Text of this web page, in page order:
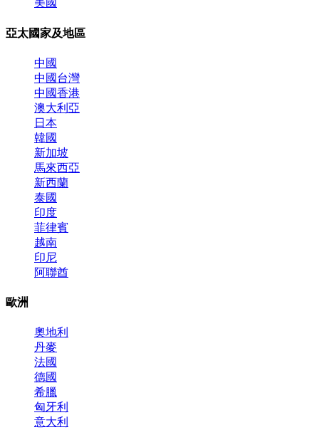
美國
亞太國家及地區
中國
中國台灣
中國香港
澳大利亞
日本
韓國
新加坡
馬來西亞
新西蘭
泰國
印度
菲律賓
越南
印尼
阿聯酋
歐洲
奧地利
丹麥
法國
德國
希臘
匈牙利
意大利